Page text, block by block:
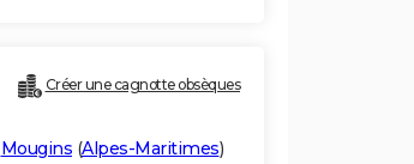
Créer une cagnotte obsèques
Mougins (Alpes-Maritimes)